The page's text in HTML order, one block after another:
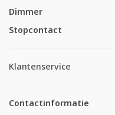
Dimmer
Stopcontact
Klantenservice
Contactinformatie